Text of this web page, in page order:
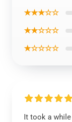
★★★☆☆
★★☆☆☆
★☆☆☆☆
It took a